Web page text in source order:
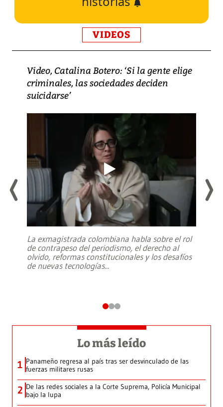
VIDEOS
Video, Catalina Botero: ‘Si la gente elige
criminales, las sociedades deciden
suicidarse’
La exmagistrada colombiana habla sobre el rol
de contrapeso del periodismo, el derecho al
olvido, reformas constitucionales y los desafíos
de nuevas tecnologías...
Lo más leído
1 Panameño regresa al país tras ser desvinculado de las
fuerzas militares rusas
2 De las redes sociales a la Corte Suprema, Policía Municipal
bajo la lupa